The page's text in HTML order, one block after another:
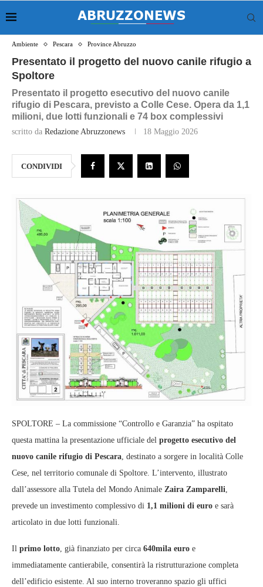
Ambiente Pescara Province Abruzzo
Presentato il progetto del nuovo canile rifugio a
Spoltore
Presentato il progetto esecutivo del nuovo canile
rifugio di Pescara, previsto a Colle Cese. Opera da 1,1
milioni, due lotti funzionali e 74 box complessivi
scritto da Redazione Abruzzonews 18 Maggio 2026
CONDIVIDI
SPOLTORE – La commissione “Controllo e Garanzia” ha ospitato
questa mattina la presentazione ufficiale del progetto esecutivo del
nuovo canile rifugio di Pescara, destinato a sorgere in località Colle
Cese, nel territorio comunale di Spoltore. L’intervento, illustrato
dall’assessore alla Tutela del Mondo Animale Zaira Zamparelli,
prevede un investimento complessivo di 1,1 milioni di euro e sarà
articolato in due lotti funzionali.
Il primo lotto, già finanziato per circa 640mila euro e
immediatamente cantierabile, consentirà la ristrutturazione completa
dell’edificio esistente. Al suo interno troveranno spazio gli uffici